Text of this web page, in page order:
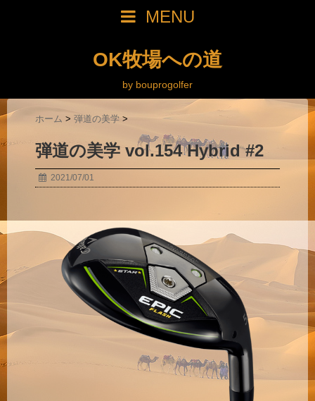
MENU
OK牧場への道
by bouprogolfer
ホーム > 弾道の美学 >
弾道の美学 vol.154 Hybrid #2
2021/07/01